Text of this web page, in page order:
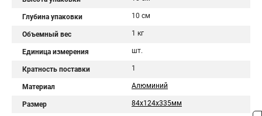
Глубина упаковки 10 см
Объемный вес 1 кг
Единица измерения шт.
Кратность поставки 1
Материал Алюминий
Размер 84х124х335мм